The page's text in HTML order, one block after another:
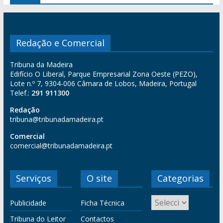
Redação e Comercial
Tribuna da Madeira
Edifício O Liberal, Parque Empresarial Zona Oeste (PEZO),
Lote n.º 7, 9304-006 Câmara de Lobos, Madeira, Portugal
Telef.: 291 911300
Redação
tribuna@tribunadamadeira.pt
Comercial
comercial@tribunadamadeira.pt
Serviços
Publicidade
Tribuna do Leitor
O site
Ficha Técnica
Contactos
Categorias